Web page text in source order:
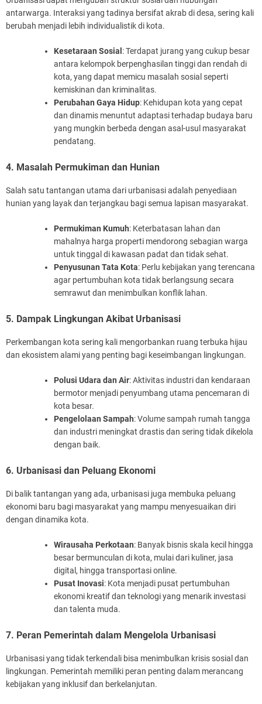
antarwarga. Interaksi yang tadinya bersifat akrab di desa, sering kali
berubah menjadi lebih individualistik di kota.
Kesetaraan Sosial : Terdapat jurang yang cukup besar
antara kelompok berpenghasilan tinggi dan rendah di
kota, yang dapat memicu masalah sosial seperti
kemiskinan dan kriminalitas.
Perubahan Gaya Hidup: Kehidupan kota yang cepat
dan dinamis menuntut adaptasi terhadap budaya baru
yang mungkin berbeda dengan asal-usul masyarakat
pendatang.
4. Masalah Permukiman dan Hunian
Salah satu tantangan utama dari urbanisasi adalah penyediaan
hunian yang layak dan terjangkau bagi semua lapisan masyarakat.
Permukiman Kumuh: Keterbatasan lahan dan
mahalnya harga properti mendorong sebagian warga
untuk tinggal di kawasan padat dan tidak sehat.
Penyusunan Tata Kota: Perlu kebijakan yang terencana
agar pertumbuhan kota tidak berlangsung secara
semrawut dan menimbulkan konflik lahan.
5. Dampak Lingkungan Akibat Urbanisasi
Perkembangan kota sering kali mengorbankan ruang terbuka hijau
dan ekosistem alami yang penting bagi keseimbangan lingkungan.
Polusi Udara dan Air: Aktivitas industri dan kendaraan
bermotor menjadi penyumbang utama pencemaran di
kota besar.
Pengelolaan Sampah: Volume sampah rumah tangga
dan industri meningkat drastis dan sering tidak dikelola
dengan baik.
6. Urbanisasi dan Peluang Ekonomi
Di balik tantangan yang ada, urbanisasi juga membuka peluang
ekonomi baru bagi masyarakat yang mampu menyesuaikan diri
dengan dinamika kota.
Wirausaha Perkotaan: Banyak bisnis skala kecil hingga
besar bermunculan di kota, mulai dari kuliner, jasa
digital, hingga transportasi online.
Pusat Inovasi: Kota menjadi pusat pertumbuhan
ekonomi kreatif dan teknologi yang menarik investasi
dan talenta muda.
7. Peran Pemerintah dalam Mengelola Urbanisasi
Urbanisasi yang tidak terkendali bisa menimbulkan krisis sosial dan
lingkungan. Pemerintah memiliki peran penting dalam merancang
kebijakan yang inklusif dan berkelanjutan.